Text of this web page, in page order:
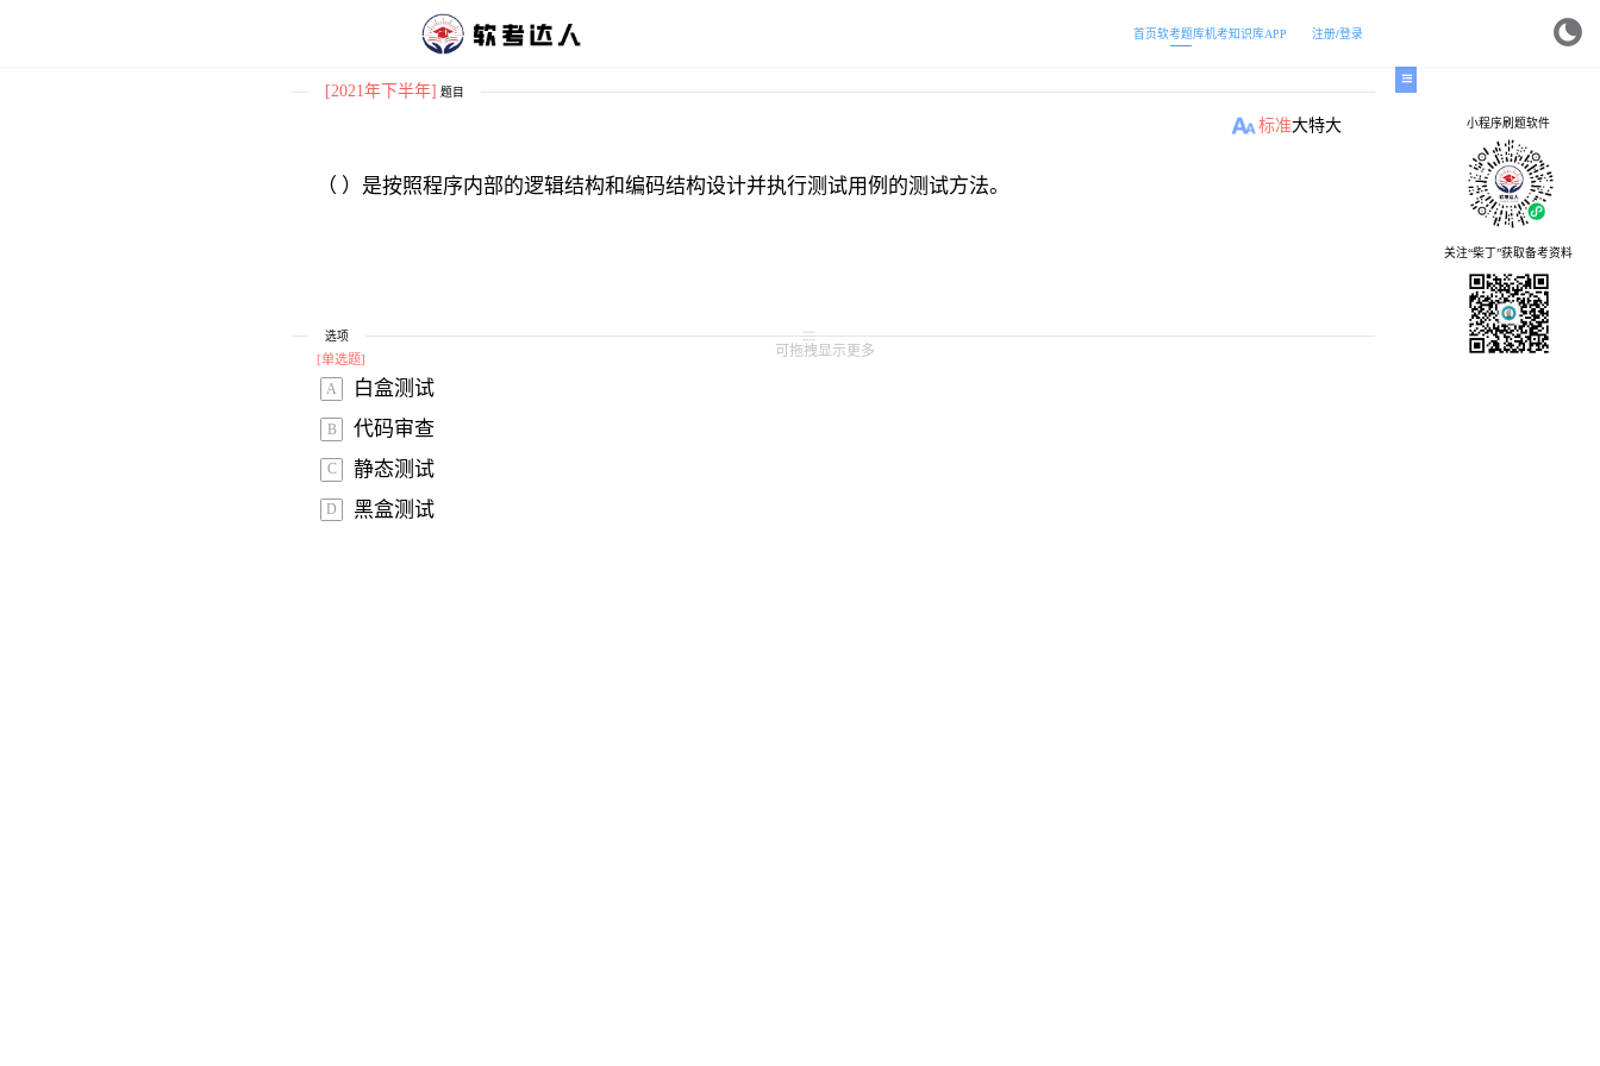
首页软考题库机考知识库APP 注册/登录
[2021年下半年] 题目
标准大特大
（ ）是按照程序内部的逻辑结构和编码结构设计并执行测试用例的测试方法。
可拖拽显示更多
选项
[单选题]
A 白盒测试
B 代码审查
C 静态测试
D 黑盒测试
小程序刷题软件
关注“柴丁”获取备考资料